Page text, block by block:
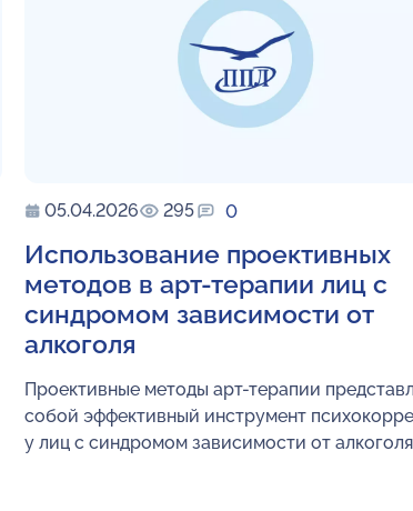
05.04.2026 295 0
Использование проективных
методов в арт-терапии лиц с
синдромом зависимости от
алкоголя
Проективные методы арт-терапии
собой эффективный инструмент
у лиц с синдромом зависимости от алкоголя